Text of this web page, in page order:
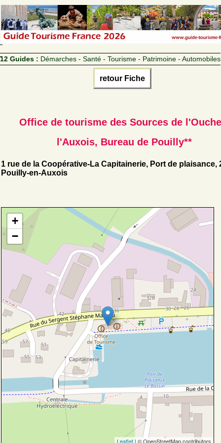
12 Guides : Démarches - Santé - Tourisme - Patrimoine - Automobiles
retour Fiche
Office de tourisme des Sources de
l'Auxois, Bureau de Pouilly**
1 rue de la Coopérative-La Capitainerie, Port de plaisance,
Pouilly-en-Auxois
+
−
Leaflet | © OpenStreetMap contributors